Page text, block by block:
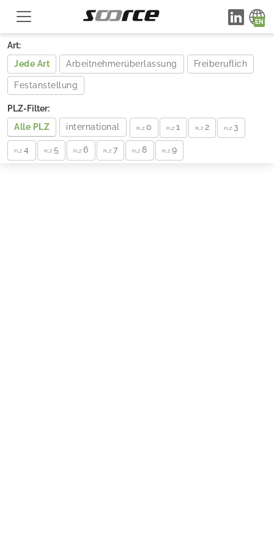
Art:
Jede Art
Arbeitnehmerüberlassung Freiberuflich
Festanstellung
PLZ-Filter:
Alle PLZ
international PLZ 0 PLZ 1 PLZ 2 PLZ 3
PLZ 4 PLZ 5 PLZ 6 PLZ 7 PLZ 8 PLZ 9